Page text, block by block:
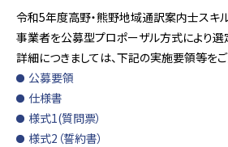
令和5年度高野・熊野地域通訳案内士スキ
事業者を公募型プロポーザル方式により選
詳細につきましては、下記の実施要領等をご
公募要領
仕様書
様式1(質問票）
様式2（誓約書）